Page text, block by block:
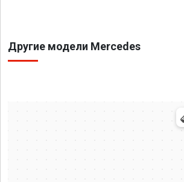
Другие модели Mercedes